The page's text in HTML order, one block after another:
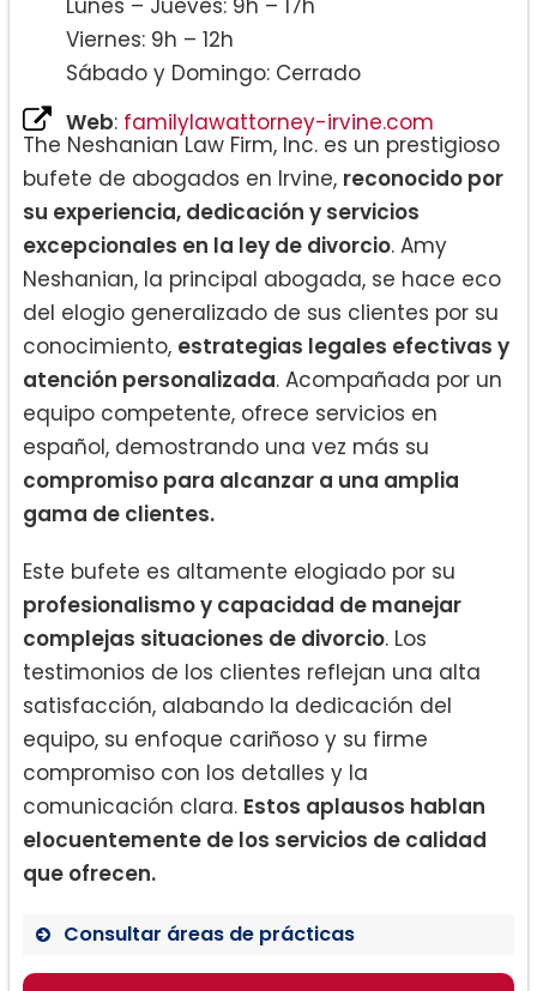
Lunes – Jueves: 9h – 17h
Viernes: 9h – 12h
Sábado y Domingo: Cerrado
Web: familylawattorney-irvine.com
The Neshanian Law Firm, Inc. es un prestigioso
bufete de abogados en Irvine, reconocido por
su experiencia, dedicación y servicios
excepcionales en la ley de divorcio. Amy
Neshanian, la principal abogada, se hace eco
del elogio generalizado de sus clientes por su
conocimiento, estrategias legales efectivas y
atención personalizada. Acompañada por un
equipo competente, ofrece servicios en
español, demostrando una vez más su
compromiso para alcanzar a una amplia
gama de clientes.
Este bufete es altamente elogiado por su
profesionalismo y capacidad de manejar
complejas situaciones de divorcio. Los
testimonios de los clientes reflejan una alta
satisfacción, alabando la dedicación del
equipo, su enfoque cariñoso y su firme
compromiso con los detalles y la
comunicación clara. Estos aplausos hablan
elocuentemente de los servicios de calidad
que ofrecen.
Consultar áreas de prácticas
Derecho de Divorcio